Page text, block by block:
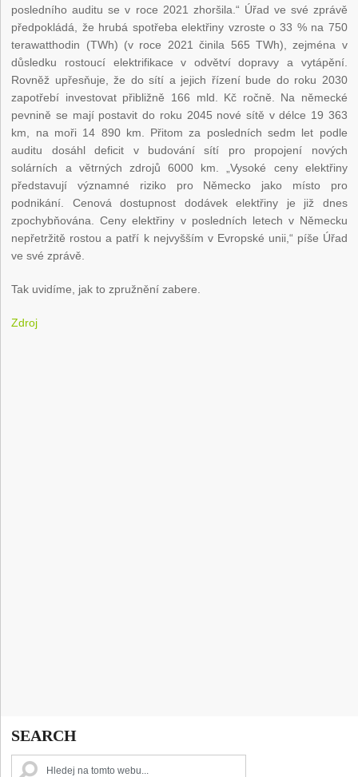
posledního auditu se v roce 2021 zhoršila.“ Úřad ve své zprávě
předpokládá, že hrubá spotřeba elektřiny vzroste o 33 % na 750
terawatthodin (TWh) (v roce 2021 činila 565 TWh), zejména v
důsledku rostoucí elektrifikace v odvětví dopravy a vytápění.
Rovněž upřesňuje, že do sítí a jejich řízení bude do roku 2030
zapotřebí investovat přibližně 166 mld. Kč ročně. Na německé
pevnině se mají postavit do roku 2045 nové sítě v délce 19 363
km, na moři 14 890 km. Přitom za posledních sedm let podle
auditu dosáhl deficit v budování sítí pro propojení nových
solárních a větrných zdrojů 6000 km. „Vysoké ceny elektřiny
představují významné riziko pro Německo jako místo pro
podnikání. Cenová dostupnost dodávek elektřiny je již dnes
zpochybňována. Ceny elektřiny v posledních letech v Německu
nepřetržitě rostou a patří k nejvyšším v Evropské unii,“ píše Úřad
ve své zprávě.
Tak uvidíme, jak to zpružnění zabere.
Zdroj
SEARCH